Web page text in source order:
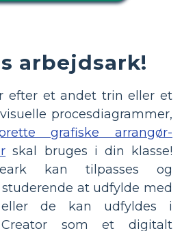
arbejdsark!
efter et andet trin eller et
procesdiagrammer,
grafiske arrangør-
skal bruges i din klasse!
kan tilpasses og
at udfylde med
de kan udfyldes i
Creator som et digitalt